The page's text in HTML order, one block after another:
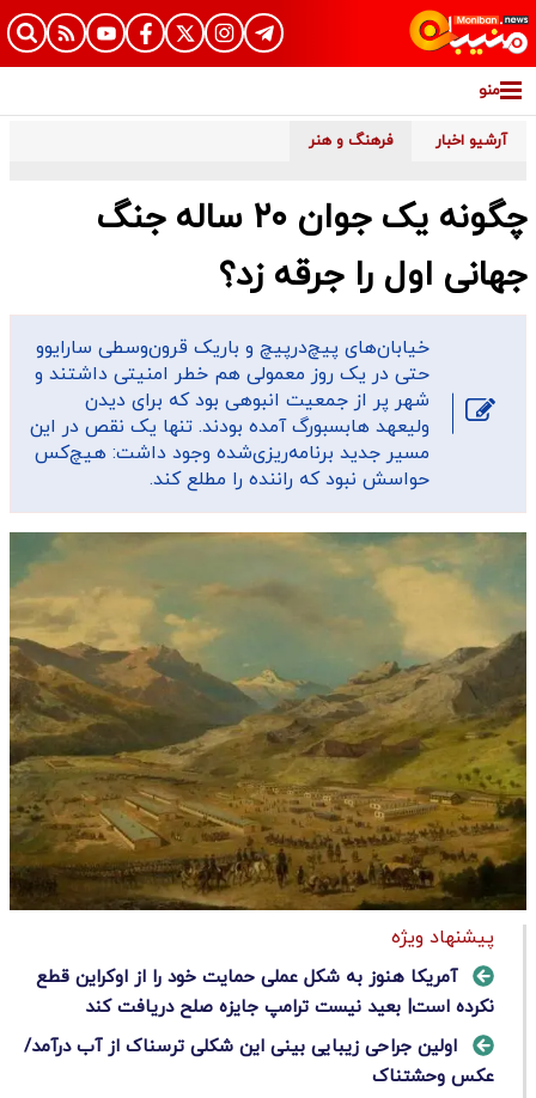
منو
آرشیو اخبار فرهنگ و هنر
چگونه یک جوان ۲۰ ساله جنگ
جهانی اول را جرقه زد؟
خیابان‌های پیچ‌درپیچ و باریک قرون‌وسطی سارایوو
حتی در یک روز معمولی هم خطر امنیتی داشتند و
شهر پر از جمعیت انبوهی بود که برای دیدن
ولیعهد هابسبورگ آمده بودند. تنها یک نقص در این
مسیر جدید برنامه‌ریزی‌شده وجود داشت: هیچ‌کس
حواسش نبود که راننده را مطلع کند.
پیشنهاد ویژه
آمریکا هنوز به شکل عملی حمایت خود را از اوکراین قطع
نکرده است| بعید نیست ترامپ جایزه صلح دریافت کند
اولین جراحی زیبایی بینی این شکلی ترسناک از آب درآمد/
عکس وحشتناک